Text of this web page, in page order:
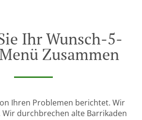
Ihr Wunsch-5-
Zusammen
Ihren Problemen berichtet. Wir
durchbrechen alte Barrikaden